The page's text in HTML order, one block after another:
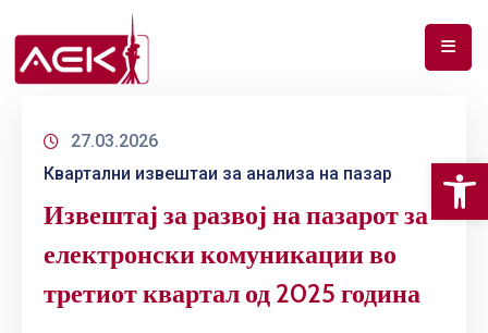
НАС
ДОКУМЕНТИ
СПЕКТАР
27.03.2026
Квартални извештаи за анализа на пазар
Извештај за развој на пазарот за
електронски комуникации во
третиот квартал од 2025 година